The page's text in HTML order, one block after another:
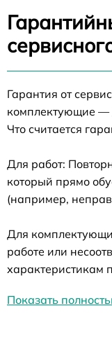
Гарантия от
комплектующие —
Что считается
Для работ:
который прямо
(например,
Для
работе или
характеристикам
Показать